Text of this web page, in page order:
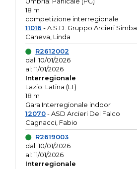
18 m
competizione interregionale
11016 - A.S.D. Gruppo Arcieri Simba
Caneva, Linda
R2612002
dal: 10/01/2026
al: 11/01/2026
Interregionale
Lazio: Latina (LT)
18 m
Gara Interregionale indoor
12070- ASD Arcieri Del Falco
Cagnacci, Fabio
R2619003
dal: 10/01/2026
al: 11/01/2026
Interregionale